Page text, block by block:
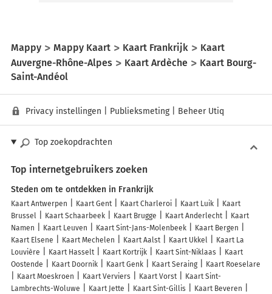
Mappy Mappy Kaart Kaart Frankrijk
Kaart
Auvergne-Rhône-Alpes
Kaart Ardèche
Kaart Bourg-
Saint-Andéol
Privacy instellingen Publieksmeting| Beheer Utiq
Top zoekopdrachten
Top internetgebruikers zoeken
Steden om te ontdekken in Frankrijk
Kaart Antwerpen Kaart Gent Kaart Charleroi Kaart Luik
Kaart
Brussel
Kaart Schaarbeek Kaart Brugge Kaart Anderlecht
Kaart
Namen
Kaart Leuven Kaart Sint-Jans-Molenbeek
Kaart Bergen
Kaart Elsene
Kaart Mechelen Kaart Aalst Kaart Ukkel
Kaart La
Louvière
Kaart Hasselt Kaart Kortrijk Kaart Sint-Niklaas
Kaart
Oostende
Kaart Doornik Kaart Genk Kaart Seraing
Kaart Roeselare
Kaart Moeskroen
Kaart Verviers Kaart Vorst
Kaart Sint-
Lambrechts-Woluwe
Kaart Jette Kaart Sint-Gillis
Kaart Beveren